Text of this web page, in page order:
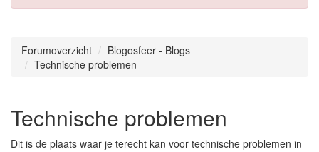
Forumoverzicht
Blogosfeer - Blogs
Technische problemen
Technische problemen
Dit is de plaats waar je terecht kan voor technische problemen in